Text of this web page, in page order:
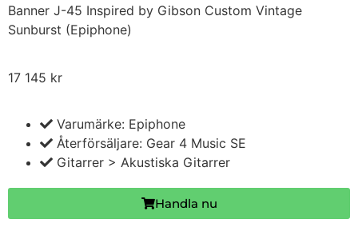
Banner J-45 Inspired by Gibson Custom Vintage
Sunburst (Epiphone)
17 145 kr
Varumärke: Epiphone
Återförsäljare: Gear 4 Music SE
Gitarrer > Akustiska Gitarrer
Handla nu